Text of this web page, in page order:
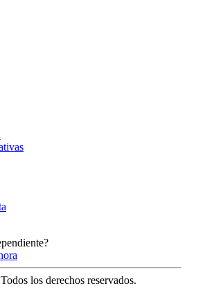
los derechos reservados.